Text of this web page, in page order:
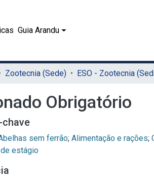
Guia Arandu
Zootecnia (Sede) ESO - Zootecnia
Obrigatório
chave
sem ferrão; Alimentação e rações;
estágio